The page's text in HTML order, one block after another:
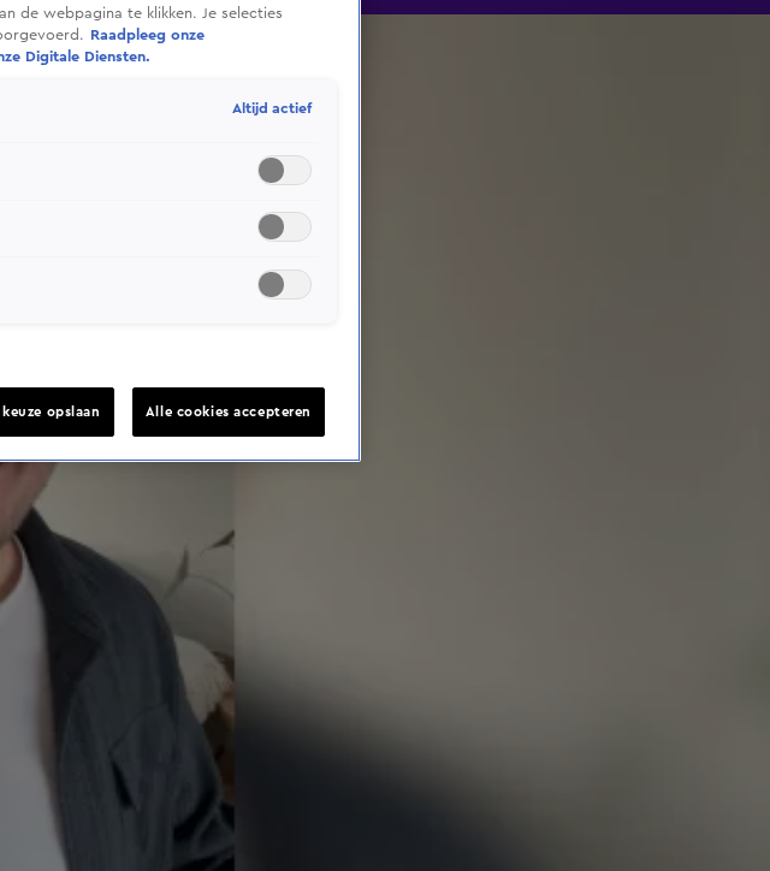
de webpagina te klikken. Je selecties
Raadpleeg onze
Digitale Diensten.
Altijd actief
opslaan Alle cookies accepteren